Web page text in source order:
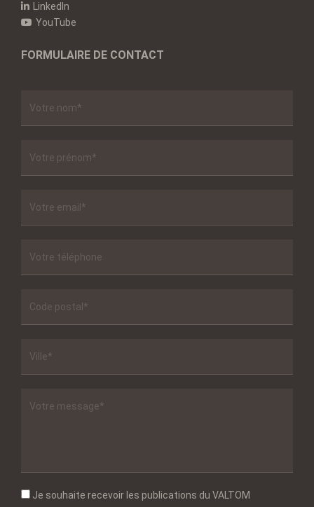
LinkedIn
YouTube
FORMULAIRE DE CONTACT
Je souhaite recevoir les publications du VALTOM